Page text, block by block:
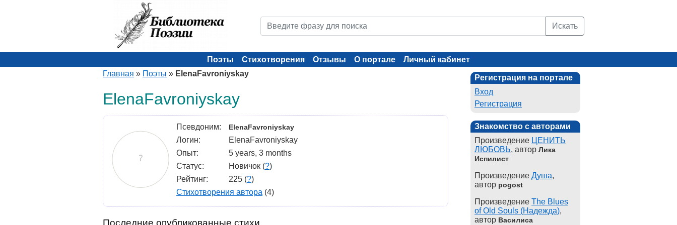
Искать
Поэты Стихотворения Отзывы О портале
Личный кабинет
Главная » Поэты » ElenaFavroniyskay
ElenaFavroniyskay
Псевдоним: ElenaFavroniyskay
Логин:
ElenaFavroniyskay
Опыт:
5 years, 3 months
Статус:
Новичок (?)
Рейтинг:
225 (?)
Стихотворения автора (4)
Последние опубликованные стихи
Регистрация на портале
Вход
Регистрация
Знакомство с авторами
Произведение ЦЕНИТЬ
ЛЮБОВЬ, автор Лика
Испилист
Произведение Душа,
автор pogost
Произведение The Blues
of Old Souls (Надежда),
автор Василиса